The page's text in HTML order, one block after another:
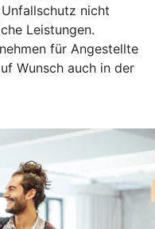
nicht
Leistungen.
für Angestellte
Wunsch auch in der